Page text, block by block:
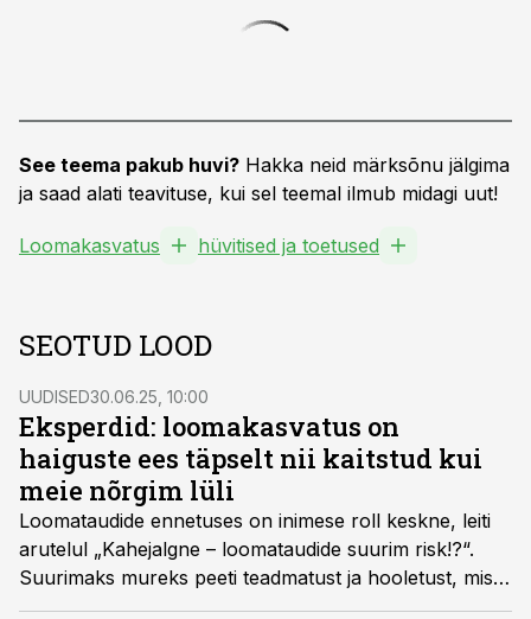
See teema pakub huvi? Hakka neid märksõnu jälgima
ja saad alati teavituse, kui sel teemal ilmub midagi uut!
Loomakasvatus hüvitised ja toetused
SEOTUD LOOD
UUDISED30.06.25, 10:00
Eksperdid: loomakasvatus on
haiguste ees täpselt nii kaitstud kui
meie nõrgim lüli
Loomataudide ennetuses on inimese roll keskne, leiti
arutelul „Kahejalgne – loomataudide suurim risk!?“.
Suurimaks mureks peeti teadmatust ja hooletust, mis
võib viia massiliste haigestumiste ja hukkamisteni.